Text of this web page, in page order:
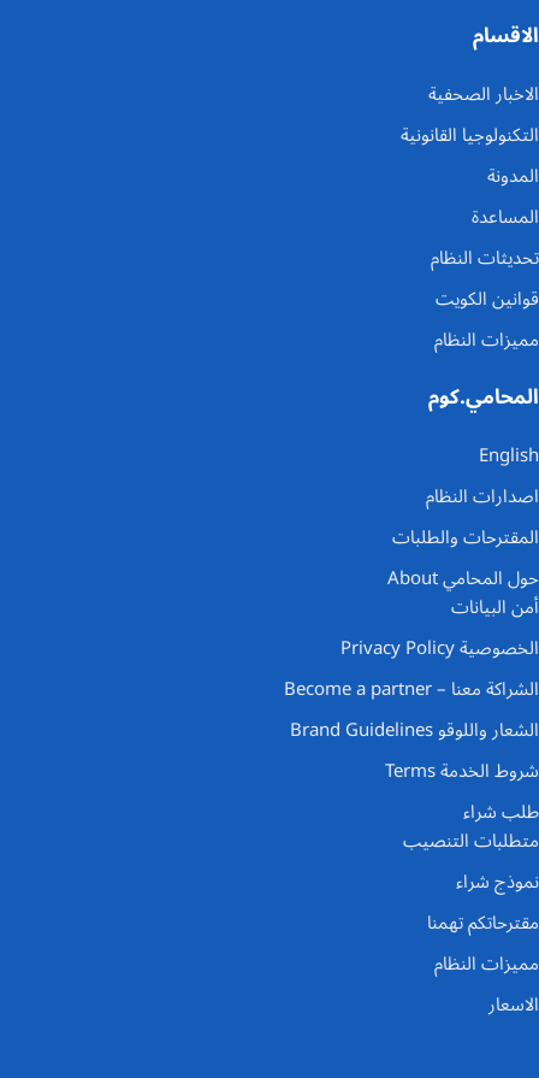
الاقسام
الاخبار الصحفية
التكنولوجيا القانونية
المدونة
المساعدة
تحديثات النظام
قوانين الكويت
مميزات النظام
المحامي.كوم
English
اصدارات النظام
المقترحات والطلبات
حول المحامي About
أمن البيانات
الخصوصية Privacy Policy
الشراكة معنا – Become a partner
الشعار واللوقو Brand Guidelines
شروط الخدمة Terms
طلب شراء
متطلبات التنصيب
نموذج شراء
مقترحاتكم تهمنا
مميزات النظام
الاسعار